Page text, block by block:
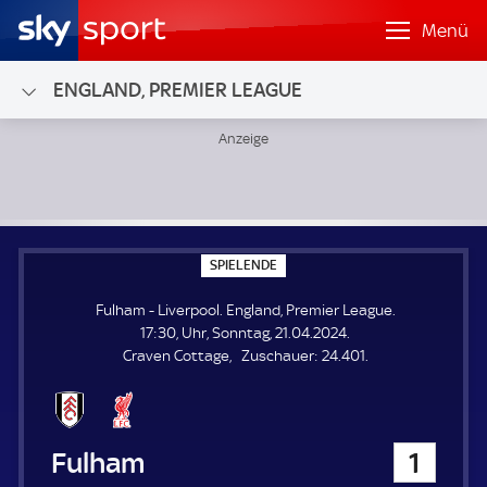
Menü
ENGLAND, PREMIER LEAGUE
SPIELENDE
P
E
L
E
N
Fulham - Liverpool. England, Premier League.
17:30, Uhr, Sonntag, 21.04.2024.
Craven Cottage
Zuschauer: Z
24.401.
Fulham 1